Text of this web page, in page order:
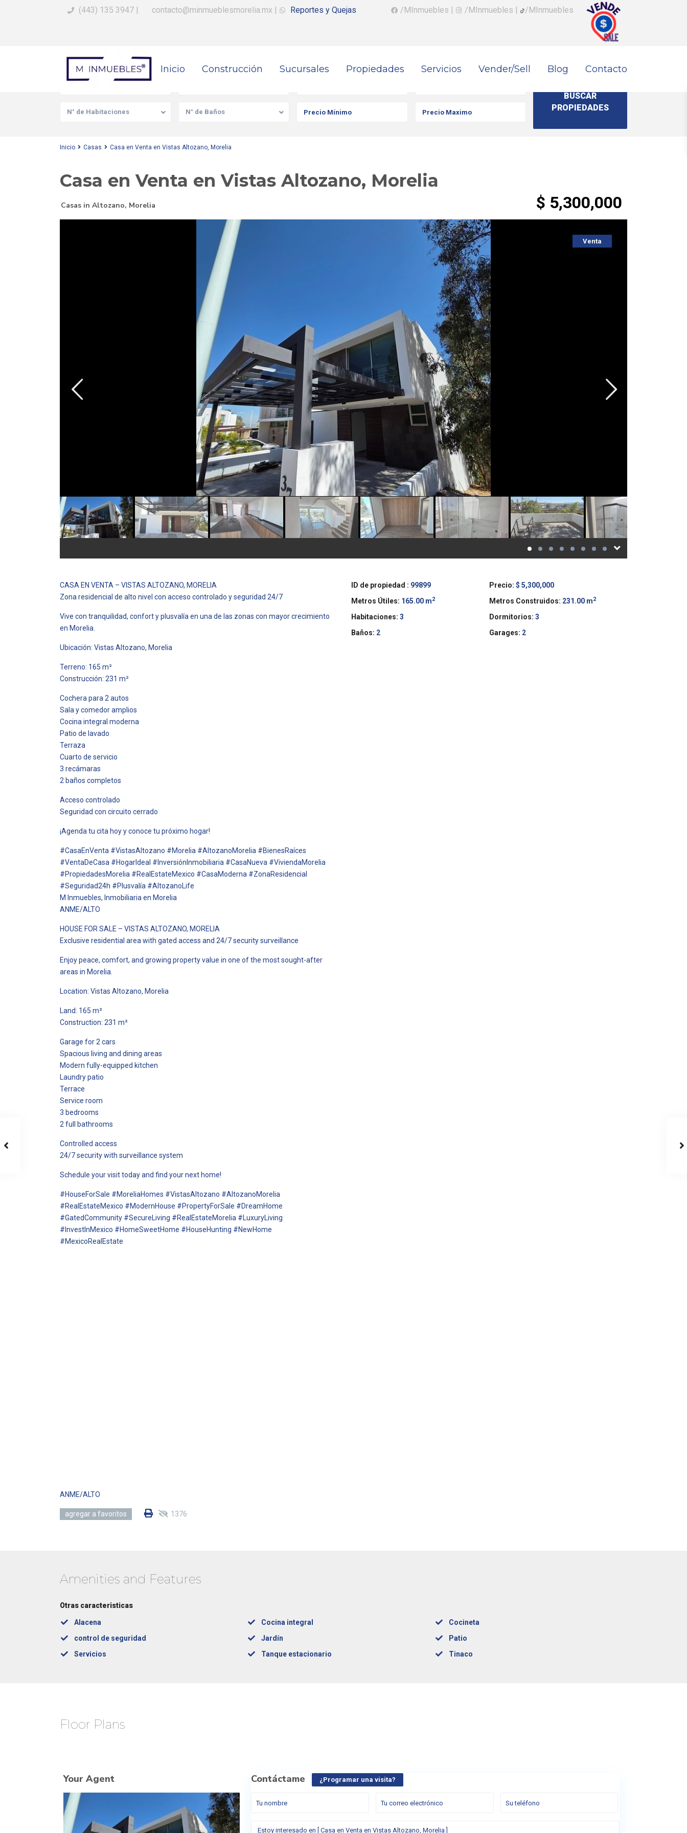
(443) 135 3947 | contacto@minmueblesmorelia.mx | Reportes y Quejas /MInmuebles | /MInmuebles | /MInmuebles
Inicio Construcción Sucursales Propiedades Servicios Vender/Sell Blog Contacto
Busca Tu Propiedad
N° de Habitaciones N° de Baños
Inicio Casas Casa en Venta en Vistas Altozano, Morelia
Casa en Venta en Vistas Altozano, Morelia
Casas in Altozano, Morelia $ 5,300,000
Venta
CASA EN VENTA – VISTAS ALTOZANO, MORELIA
Zona residencial de alto nivel con acceso controlado y seguridad 24/7
Vive con tranquilidad, confort y plusvalía en una de las zonas con mayor crecimiento
en Morelia.
Ubicación: Vistas Altozano, Morelia
Terreno: 165 m²
Construcción: 231 m²
Cochera para 2 autos
Sala y comedor amplios
Cocina integral moderna
Patio de lavado
Terraza
Cuarto de servicio
3 recámaras
2 baños completos
Acceso controlado
Seguridad con circuito cerrado
¡Agenda tu cita hoy y conoce tu próximo hogar!
#CasaEnVenta #VistasAltozano #Morelia #AltozanoMorelia #BienesRaíces
#VentaDeCasa #HogarIdeal #InversiónInmobiliaria #CasaNueva #ViviendaMorelia
#PropiedadesMorelia #RealEstateMexico #CasaModerna #ZonaResidencial
#Seguridad24h #Plusvalía #AltozanoLife
M Inmuebles, Inmobiliaria en Morelia
ANME/ALTO
HOUSE FOR SALE – VISTAS ALTOZANO, MORELIA
Exclusive residential area with gated access and 24/7 security surveillance
Enjoy peace, comfort, and growing property value in one of the most sought-after
areas in Morelia.
Location: Vistas Altozano, Morelia
Land: 165 m²
Construction: 231 m²
Garage for 2 cars
Spacious living and dining areas
Modern fully-equipped kitchen
Laundry patio
Terrace
Service room
3 bedrooms
2 full bathrooms
Controlled access
24/7 security with surveillance system
Schedule your visit today and find your next home!
#HouseForSale #MoreliaHomes #VistasAltozano #AltozanoMorelia
#RealEstateMexico #ModernHouse #PropertyForSale #DreamHome
#GatedCommunity #SecureLiving #RealEstateMorelia #LuxuryLiving
#InvestInMexico #HomeSweetHome #HouseHunting #NewHome
#MexicoRealEstate
ANME/ALTO
agregar a favoritos 1376
ID de propiedad : 99899 Precio: $ 5,300,000
Metros Útiles: 165.00 m2 Metros Construidos: 231.00 m2
Habitaciones: 3 Dormitorios: 3
Baños: 2 Garages: 2
Amenities and Features
Otras caracteristicas
Alacena Cocina integral
Cocineta
control de seguridad
Jardín
Patio
Servicios
Tanque estacionario Tinaco
Floor Plans
Your Agent Contáctame ¿Programar una visita?